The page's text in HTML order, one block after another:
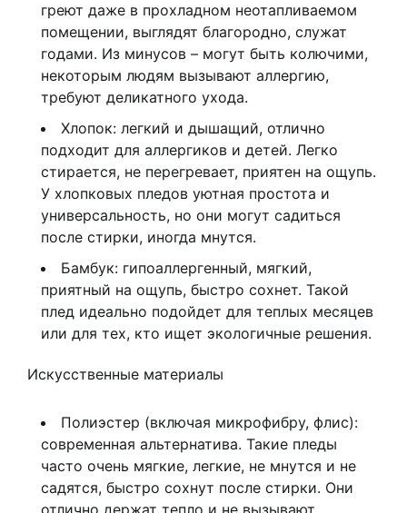
греют даже в прохладном неотапливаемом
помещении, выглядят благородно, служат
годами. Из минусов – могут быть колючими,
некоторым людям вызывают аллергию,
требуют деликатного ухода.
Хлопок: легкий и дышащий, отлично
подходит для аллергиков и детей. Легко
стирается, не перегревает, приятен на ощупь.
У хлопковых пледов уютная простота и
универсальность, но они могут садиться
после стирки, иногда мнутся.
Бамбук: гипоаллергенный, мягкий,
приятный на ощупь, быстро сохнет. Такой
плед идеально подойдет для теплых месяцев
или для тех, кто ищет экологичные решения.
Искусственные материалы
Полиэстер (включая микрофибру, флис):
современная альтернатива. Такие пледы
часто очень мягкие, легкие, не мнутся и не
садятся, быстро сохнут после стирки. Они